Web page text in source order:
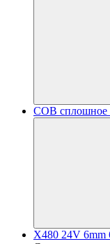
COB сплошное
X480 24V 6mm